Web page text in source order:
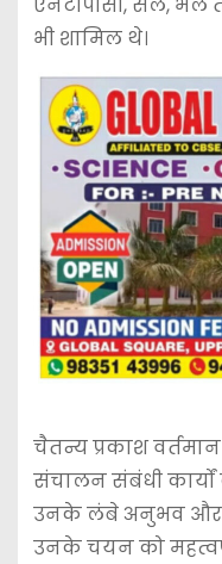
एनटीपीसी, सेल, भेल
भी शामिल थे।
चैतन्य प्रकाश
संचालन संबंधी कार्यों
उनके लंबे अनुभव और
उनके चयन को